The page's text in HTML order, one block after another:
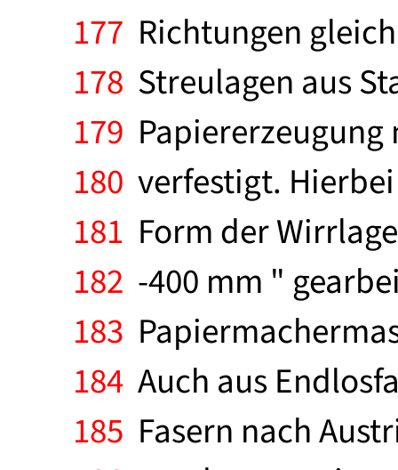
177 Richtungen
178 Streulagen aus
179
180 verfestigt.
181 Form der
182 -400 mm "
183
184 Auch aus
185 Fasern nach